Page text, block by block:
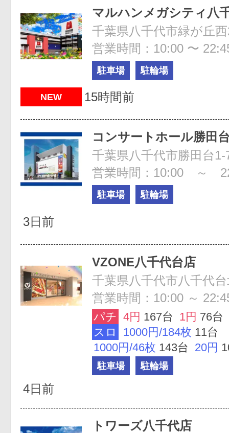
マルハンメガシティ八
千葉県八千代市緑が丘
営業時間：10:00 〜
駐車場 駐輪場
NEW 15時間前
コンサートホール勝田
千葉県八千代市勝田台1-
営業時間：10:00 ～
駐車場 駐輪場
3日前
VZONE八千代台店
営業時間：10:00 ～
パチ 4円 167台 1円 76台
スロ
1000円/184枚 11台
1000円/46枚 143台 20円
駐車場 駐輪場
4日前
トワーズ八千代店